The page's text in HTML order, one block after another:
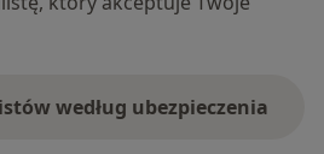
według ubezpieczenia